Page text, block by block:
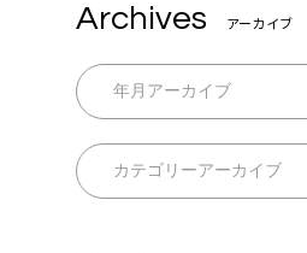
Archives アーカイブ